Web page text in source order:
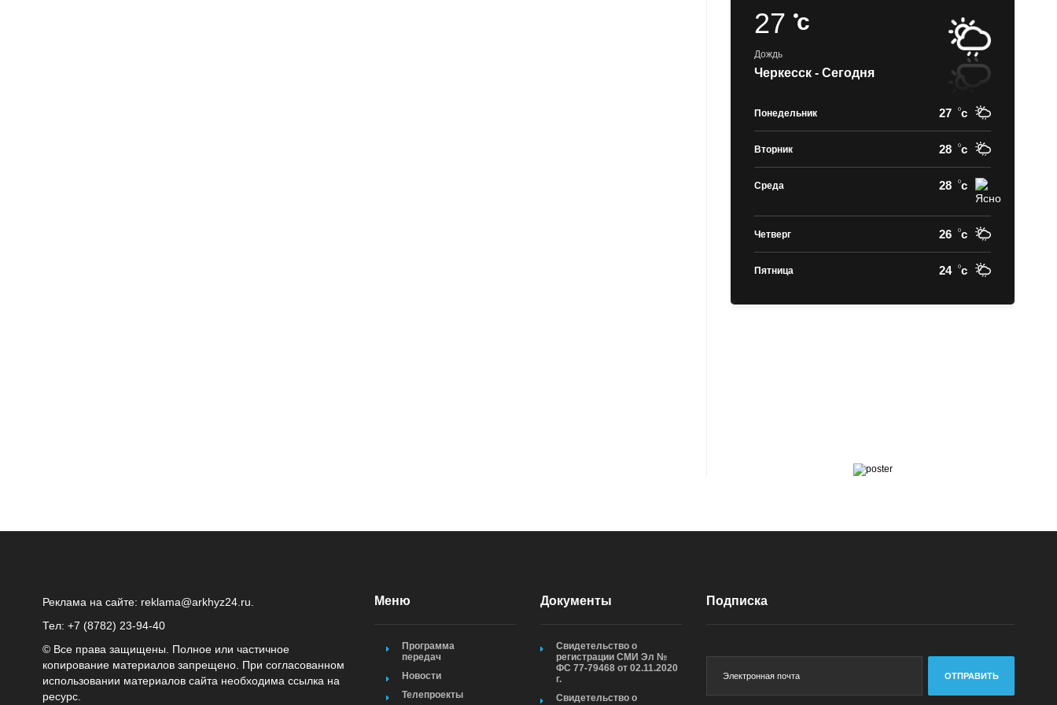
27c
Дождь
Черкесск - Сегодня
Понедельник 27 c
Вторник 28 c
Среда 28 c
Четверг 26 c
Пятница 24 c
Реклама на сайте: reklama@arkhyz24.ru
Тел: +7 (8782) 23‑94‑40
© Все права защищены. Полное или частичное
копирование материалов запрещено. При согласованном
использовании материалов сайта необходима ссылка на
ресурс.
Меню
Программа
передач
Новости
Телепроекты
Документы
Свидетельство о
регистрации СМИ Эл №
ФС 77-79468 от 02.11.2020
г.
Свидетельство о
Подписка
ОТПРАВИТЬ